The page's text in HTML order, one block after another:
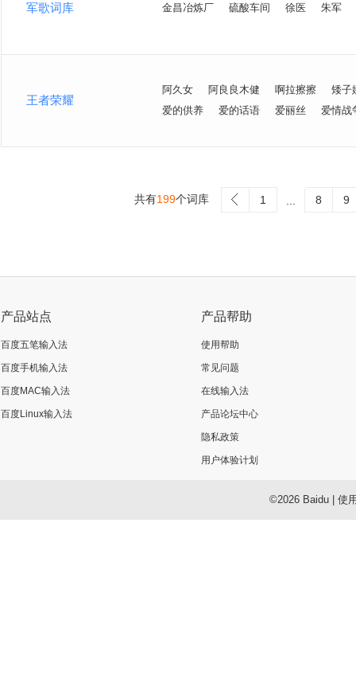
军歌词库 金昌冶炼厂 硫酸车间 徐医 朱军
王者荣耀
阿久女 阿良良木健 啊拉擦擦
矮子
爱的供养
爱的话语 爱丽丝 爱情战
共有199个词库 1 8 9
产品站点
百度五笔输入法
百度手机输入法
百度MAC输入法
百度Linux输入法
产品帮助
使用帮助
常见问题
在线输入法
产品论坛中心
隐私政策
用户体验计划
©2026 Baidu| 使